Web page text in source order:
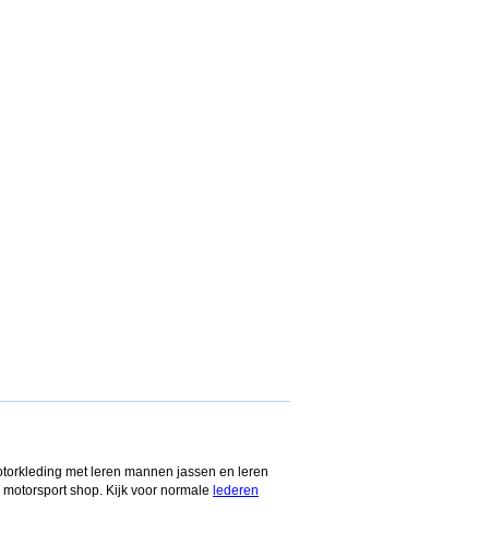
met leren mannen jassen en leren
shop. Kijk voor normale lederen